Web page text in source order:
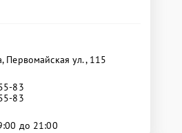
Первомайская ул., 115
83
83
до 21:00